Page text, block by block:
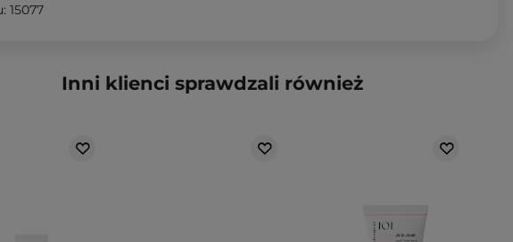
15077
Inni klienci sprawdzali również